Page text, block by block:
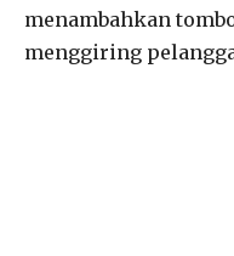
menambahkan
menggiring